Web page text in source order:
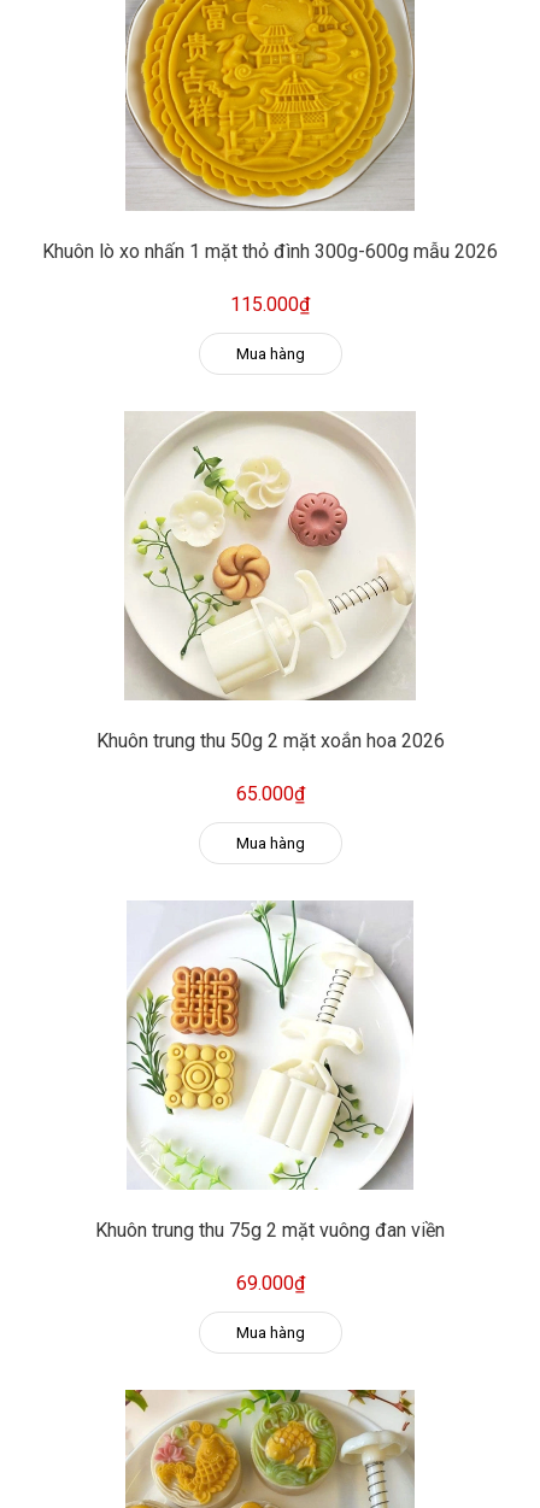
Khuôn lò xo nhấn 1 mặt thỏ đình 300g-600g mẫu 2026
115.000₫
Mua hàng
Khuôn trung thu 50g 2 mặt xoắn hoa 2026
65.000₫
Mua hàng
Khuôn trung thu 75g 2 mặt vuông đan viền
69.000₫
Mua hàng